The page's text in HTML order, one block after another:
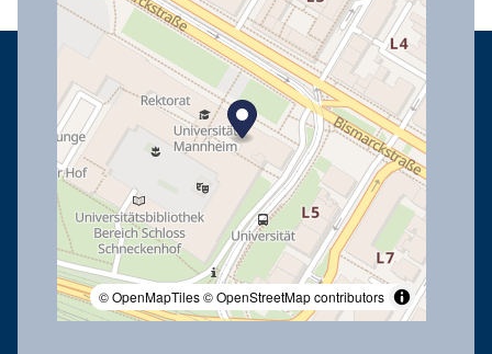
© OpenMapTiles© OpenStreetMap contributors